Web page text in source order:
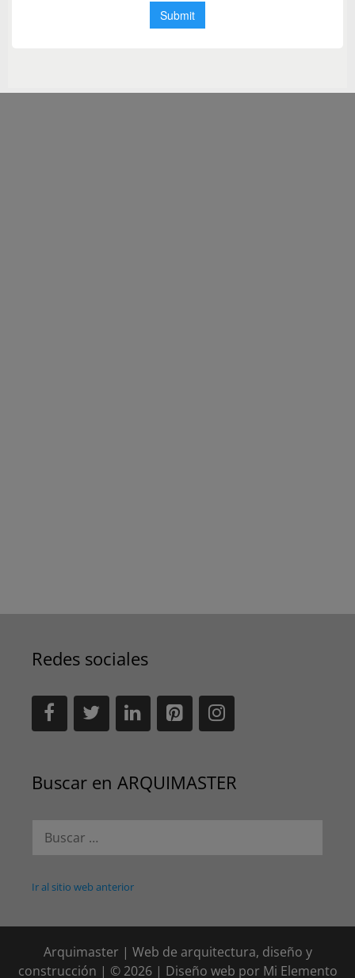
Redes sociales
Buscar en ARQUIMASTER
Ir al sitio web anterior
Arquimaster | Web de arquitectura, diseño y
construcción | © 2026 | Diseño web por Mi Elemento